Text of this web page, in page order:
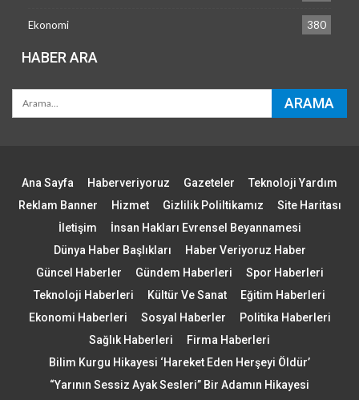
Ekonomi 380
HABER ARA
Ana Sayfa Haberveriyoruz Gazeteler
Teknoloji Yardım
Reklam Banner
Hizmet Gizlilik Poliltikamız
Site Haritası
İletişim
İnsan Hakları Evrensel Beyannamesi
Dünya Haber Başlıkları
Haber Veriyoruz Haber
Güncel Haberler
Gündem Haberleri
Spor Haberleri
Teknoloji Haberleri
Kültür Ve Sanat
Eğitim Haberleri
Ekonomi Haberleri
Sosyal Haberler
Politika Haberleri
Sağlık Haberleri
Firma Haberleri
Bilim Kurgu Hikayesi ‘Hareket Eden Herşeyi Öldür’
“Yarının Sessiz Ayak Sesleri” Bir Adamın Hikayesi